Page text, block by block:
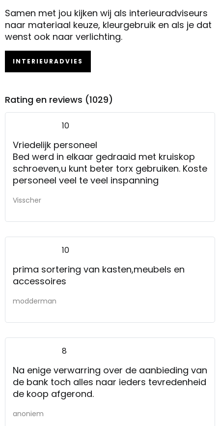
Samen met jou kijken wij als interieuradviseurs
naar materiaal keuze, kleurgebruik en als je dat
wenst ook naar verlichting.
INTERIEURADVIES
Rating en reviews (1029)
10
Vriedelijk personeel
Bed werd in elkaar gedraaid met kruiskop
schroeven,u kunt beter torx gebruiken. Koste
personeel veel te veel inspanning
Visscher
10
prima sortering van kasten,meubels en
accessoires
modderman
8
Na enige verwarring over de aanbieding van
de bank toch alles naar ieders tevredenheid
de koop afgerond.
anoniem